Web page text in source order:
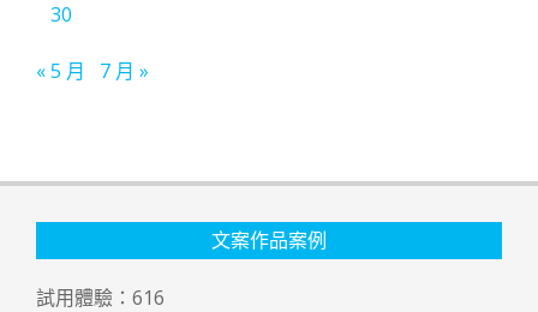
30
« 5 月 7 月 »
文案作品案例
試用體驗： 616